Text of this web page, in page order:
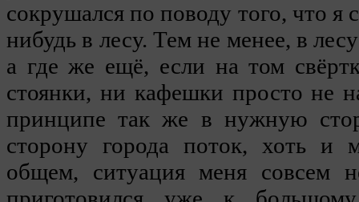
сокрушался по поводу того, что я
нибудь в лесу. Тем не менее, в
а где же ещё, если на том
стоянки, ни кафешки просто не
принципе так же в нужную
сторону города поток, хоть и
общем, ситуация меня совсем